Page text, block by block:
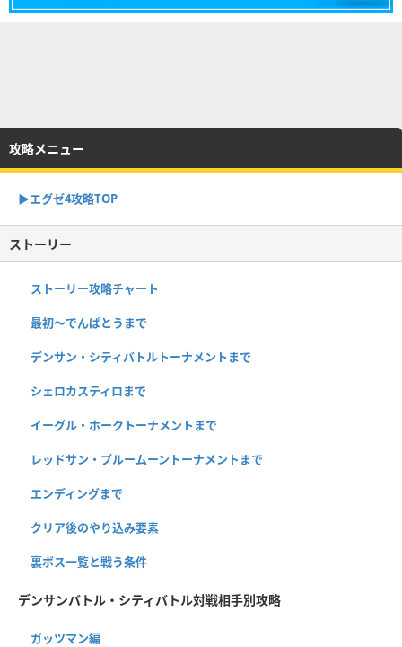
攻略メニュー
▶︎エグゼ4攻略TOP
ストーリー
ストーリー攻略チャート
最初～でんぱとうまで
デンサン・シティバトルトーナメントまで
シェロカスティロまで
イーグル・ホークトーナメントまで
レッドサン・ブルームーントーナメントまで
エンディングまで
クリア後のやり込み要素
裏ボス一覧と戦う条件
デンサンバトル・シティバトル対戦相手別攻略
ガッツマン編